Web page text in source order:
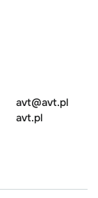
avt@avt.pl
avt.pl